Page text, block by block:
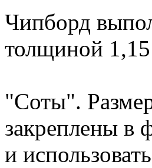
Чипборд
толщиной
"Соты".
закреплены в
и